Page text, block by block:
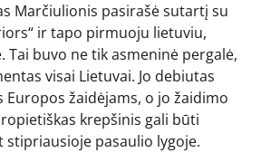
Marčiulionis pasirašė sutartį su
ir tapo pirmuoju lietuviu,
Tai buvo ne tik asmeninė pergalė,
visai Lietuvai. Jo debiutas
žaidėjams, o jo žaidimo
krepšinis gali būti
stipriausioje pasaulio lygoje.